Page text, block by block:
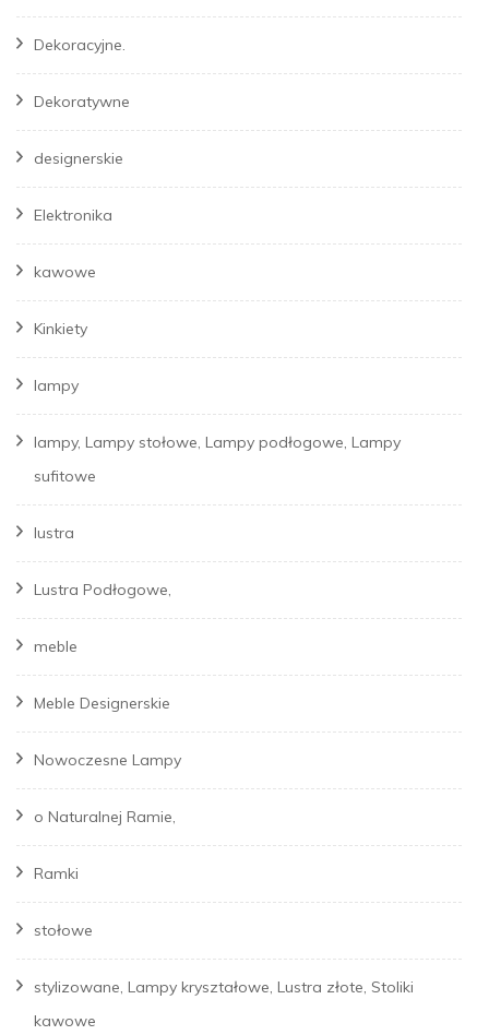
Dekoracyjne.
Dekoratywne
designerskie
Elektronika
kawowe
Kinkiety
lampy
lampy, Lampy stołowe, Lampy podłogowe, Lampy
sufitowe
lustra
Lustra Podłogowe,
meble
Meble Designerskie
Nowoczesne Lampy
o Naturalnej Ramie,
Ramki
stołowe
stylizowane, Lampy kryształowe, Lustra złote, Stoliki
kawowe